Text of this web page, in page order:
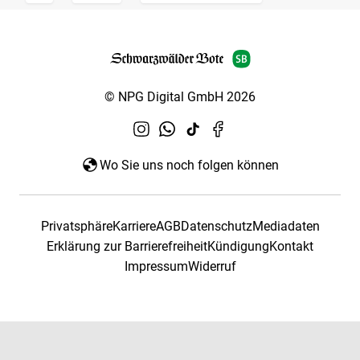
© NPG Digital GmbH 2026
Wo Sie uns noch folgen können
PrivatsphäreKarriereAGBDatenschutzMediadaten
Erklärung zur BarrierefreiheitKündigungKontakt
ImpressumWiderruf